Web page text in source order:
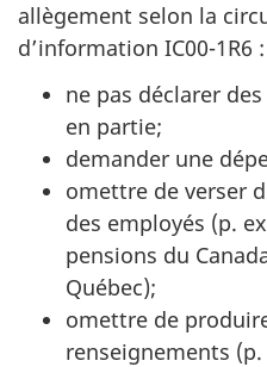
allègement selon la
d’information IC00-1R6 :
ne pas déclarer
en partie;
demander une
omettre de verser
des employés (p.
pensions du
Québec);
omettre de
renseignements